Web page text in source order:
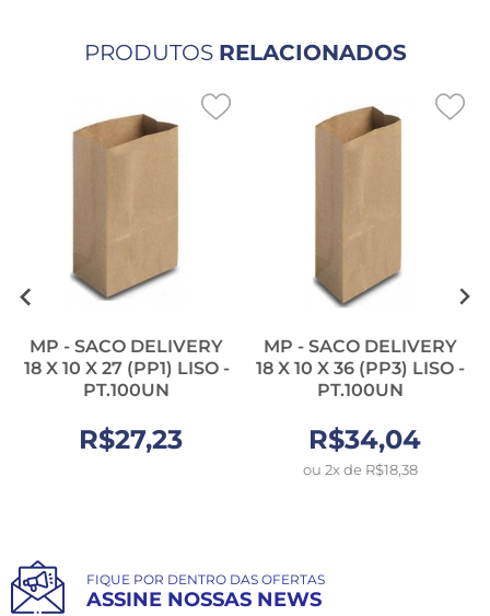
PRODUTOS RELACIONADOS
MP - SACO DELIVERY
18 X 10 X 27 (PP1) LISO -
PT.100UN
R$27,23
MP - SACO DELIVERY
18 X 10 X 36 (PP3) LISO -
PT.100UN
R$34,04
ou 2x de R$18,38
FIQUE POR DENTRO DAS OFERTAS
ASSINE NOSSAS NEWS